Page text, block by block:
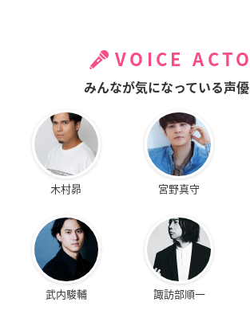
VOICE
みんなが気になっている声
木村昴 宮野真守
武内駿輔 諏訪部順一